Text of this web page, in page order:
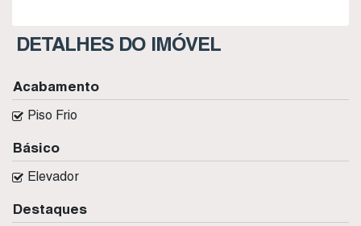
DETALHES DO IMÓVEL
Básico
Elevador
Destaques
Acabamento
Piso Frio